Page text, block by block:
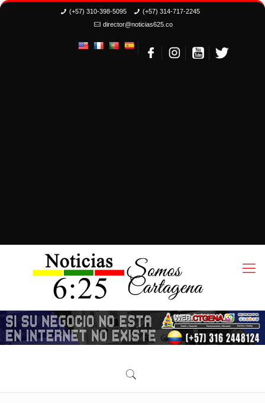
(+57) 310-398-5095
(+57) 314-717-2245
director@noticias625.co